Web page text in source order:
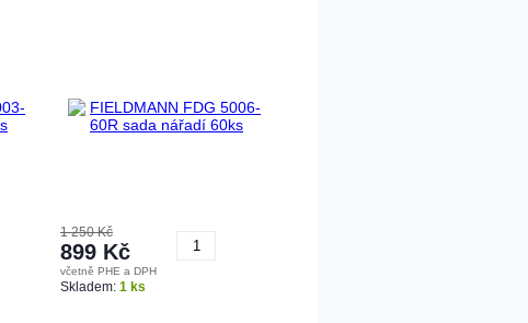
1 250 Kč
899 Kč
včetně PHE a DPH
Skladem: 1 ks